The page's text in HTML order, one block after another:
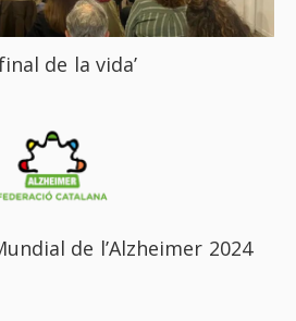
de la vida’
de l’Alzheimer 2024